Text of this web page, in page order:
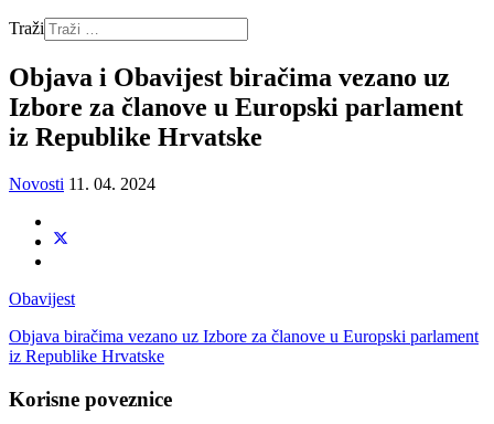
Traži
Objava i Obavijest biračima vezano uz
Izbore za članove u Europski parlament
iz Republike Hrvatske
Novosti 11. 04. 2024
Obavijest
Objava biračima vezano uz Izbore za članove u Europski parlament
iz Republike Hrvatske
Korisne poveznice